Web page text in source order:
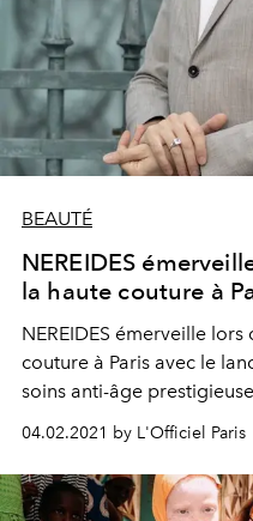
BEAUTÉ
NEREIDES
la haute couture à
NEREIDES émerveille
couture à Paris avec le
soins anti-âge
Rejuvenation" imprégnée
maison parisienne de
par le Prince Nereides
Place Vendôme depuis
04.02.2021 by L'Officiel Paris